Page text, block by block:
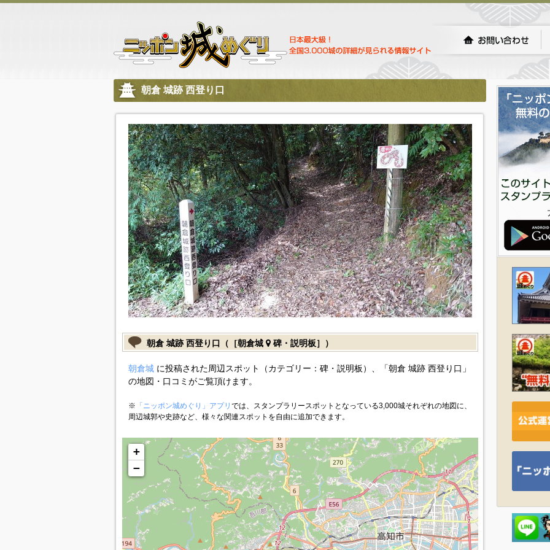
朝倉 城跡 西登り口
朝倉 城跡 西登り口（［朝倉城 碑・説明板］）
朝倉城に投稿された周辺スポット（カテゴリー：碑・説明板）、「朝倉 城跡 西登り口」
の地図・口コミがご覧頂けます。
※ 「ニッポン城めぐり」アプリ では、スタンプラリースポットとなっている3,000城それぞれの地図に、
周辺城郭や史跡など、様々な関連スポットを自由に追加できます。
+
−